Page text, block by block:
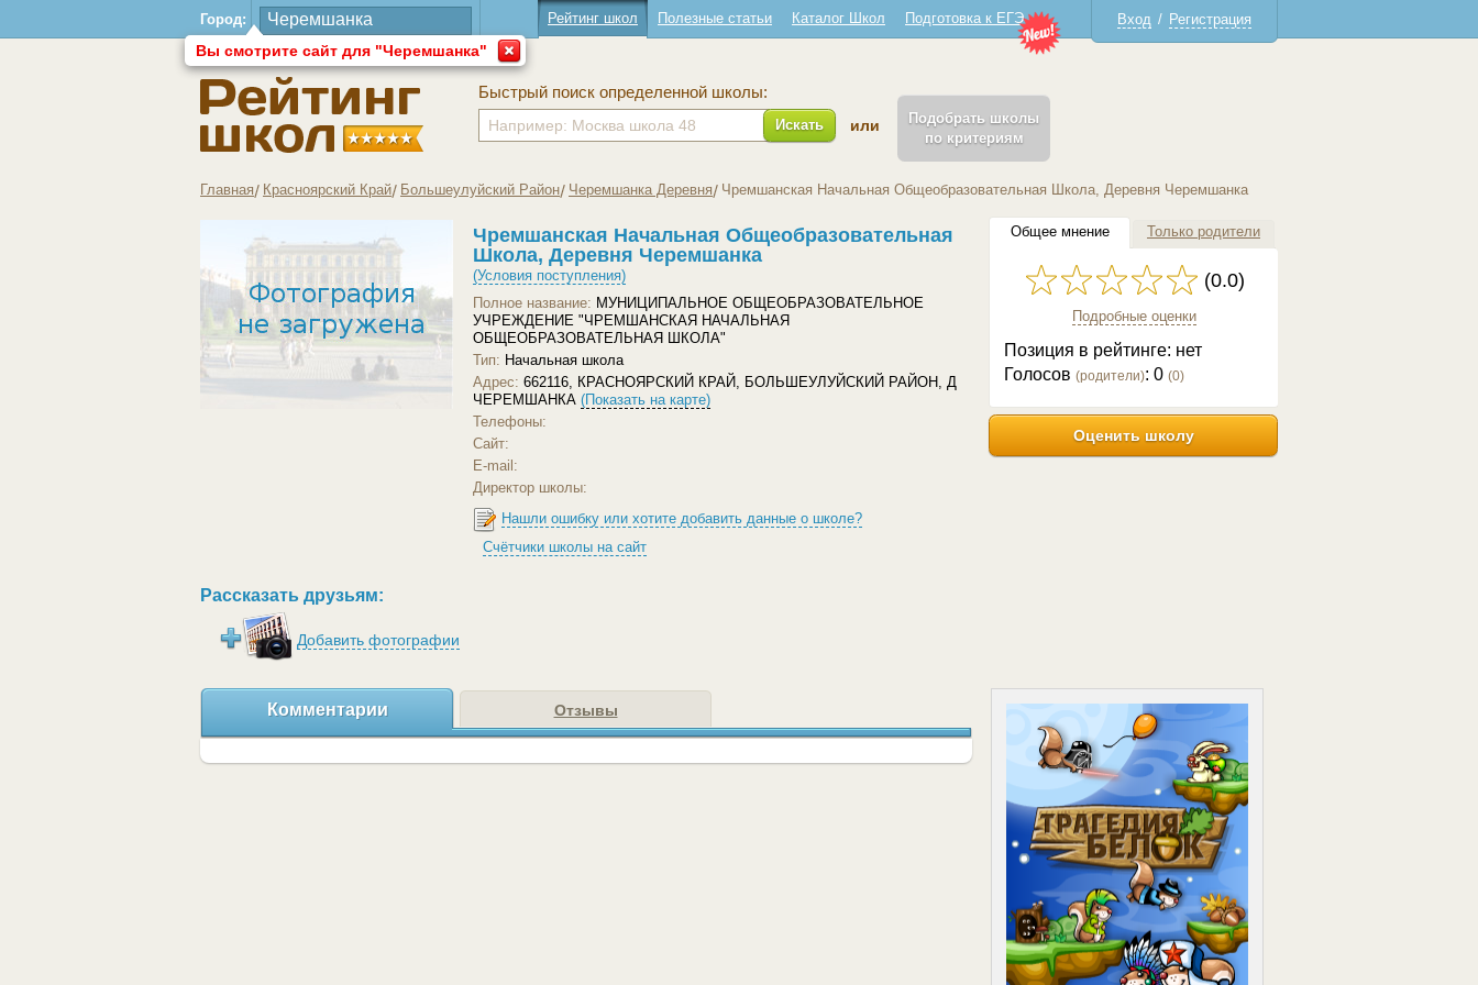
Город:
Вы смотрите сайт для "Черемшанка"
Вход / Регистрация
Рейтинг школ Полезные статьи Каталог Школ Подготовка к ЕГЭ
Быстрый поиск определенной школы:
Искать или
Подобрать школы
по критериям
Главная Красноярский Край Большеулуйский Район Черемшанка Деревня Чремшанская Начальная Общеобразовательная Школа, Деревня Черемшанка
Чремшанская Начальная Общеобразовательная
Школа, Деревня Черемшанка
(Условия поступления)
Полное название: МУНИЦИПАЛЬНОЕ ОБЩЕОБРАЗОВАТЕЛЬНОЕ
УЧРЕЖДЕНИЕ "ЧРЕМШАНСКАЯ НАЧАЛЬНАЯ
ОБЩЕОБРАЗОВАТЕЛЬНАЯ ШКОЛА"
Тип: Начальная школа
Адрес: 662116, КРАСНОЯРСКИЙ КРАЙ, БОЛЬШЕУЛУЙСКИЙ РАЙОН, Д
ЧЕРЕМШАНКА (Показать на карте)
Телефоны:
Сайт:
E-mail:
Директор школы:
Нашли ошибку или хотите добавить данные о школе?
Счётчики школы на сайт
Рассказать друзьям:
Общее мнение Только родители
(0.0)
Подробные оценки
Позиция в рейтинге: нет
Голосов (родители): 0 (0)
Оценить школу
Добавить фотографии
Комментарии Отзывы